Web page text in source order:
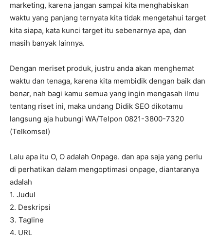
marketing, karena jangan sampai kita menghabiskan
waktu yang panjang ternyata kita tidak mengetahui target
kita siapa, kata kunci target itu sebenarnya apa, dan
masih banyak lainnya.
Dengan meriset produk, justru anda akan menghemat
waktu dan tenaga, karena kita membidik dengan baik dan
benar, nah bagi kamu semua yang ingin mengasah ilmu
tentang riset ini, maka undang Didik SEO dikotamu
langsung aja hubungi WA/Telpon 0821-3800-7320
(Telkomsel)
Lalu apa itu O, O adalah Onpage. dan apa saja yang perlu
di perhatikan dalam mengoptimasi onpage, diantaranya
adalah
1. Judul
2. Deskripsi
3. Tagline
4. URL